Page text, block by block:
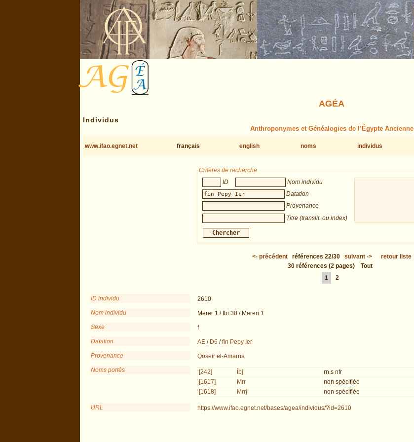
AGÉA
Individus
Anthroponymes et Généalogies de l’Égypte Ancienne
www.ifao.egnet.net français english noms individus
Critères de recherche
ID
Nom individu
Datation
Provenance
Titre (translit. ou index)
<- précédent références 22/30 suivant->
retour liste
30 références (2 pages)
Tout
1
2
ID individu
2610
Nom individu
Merer 1 / Ibi 30 / Mereri 1
Sexe
f
Datation
AE/ D6 /fin Pepy Ier
Provenance
Qoseir el-Amarna
Noms portés
[242] Ỉbj
rn.s nfr
[1617]
Mrr
non spécifiée
[1618]
Mrrj non spécifiée
URL https://www.ifao.egnet.net/bases/agea/individus/?id=2610